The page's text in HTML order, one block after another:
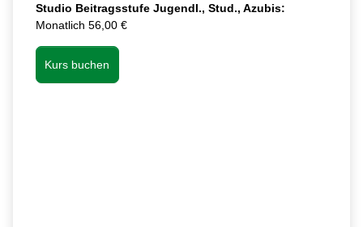
Studio Beitragsstufe Jugendl., Stud., Azubis:
Monatlich 56,00 €
Kurs buchen